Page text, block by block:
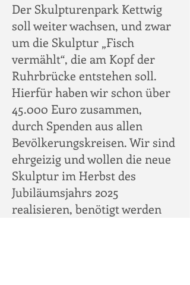
Der Skulpturenpark Kettwig
soll weiter wachsen, und zwar
um die Skulptur „Fisch
vermählt“, die am Kopf der
Ruhrbrücke entstehen soll.
Hierfür haben wir schon über
45.000 Euro zusammen,
durch Spenden aus allen
Bevölkerungskreisen. Wir sind
ehrgeizig und wollen die neue
Skulptur im Herbst des
Jubiläumsjahrs 2025
realisieren, benötigt werden